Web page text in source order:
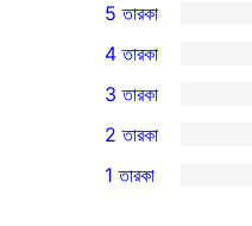
4টি
5-
স্টার
রিভিউ
5 তারকা
4-
স্টার
রিভিউ
4 তারকা
0টি
3-
স্টার
3 তারকা
2-
2 তারকা
1 তারকা